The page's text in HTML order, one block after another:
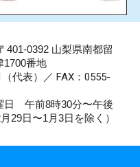
401-0392 山梨県南都留
1700番地
（代表）／ FAX：0555-
日 午前8時30分〜午後
29日〜1月3日を除く）